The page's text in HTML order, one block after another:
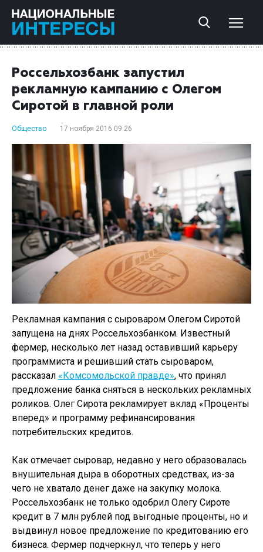
Россельхозбанк запустил
рекламную кампанию с Олегом
Сиротой в главной роли
Общество 17 ноября 2016 09:26
Рекламная кампания с сыроваром Олегом Сиротой
запущена на днях Россельхозбанком. Известный
фермер, несколько лет назад оставивший карьеру
программиста и решивший стать сыроваром,
рассказал «Комсомольской правде», что принял
предложение банка сняться в нескольких рекламных
роликов. Олег Сирота рекламирует вклад «Проценты
вперед» и программу рефинансирования
потребительских кредитов.
Как отмечает сыровар, недавно у него образовалась
внушительная дыра в оборотных средствах, из-за
чего не хватало денег даже на закупку молока.
Россельхозбанк не только одобрил Олегу Сироте
кредит в 7 млн рублей под выгодные проценты, но и
выдвинул новое предложение по кредитованию его
бизнеса. Фермер подчеркнул, что теперь у него